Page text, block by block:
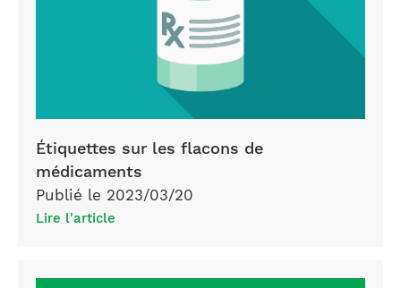
Étiquettes sur les flacons de
médicaments
Publié le 2023/03/20
Lire l'article